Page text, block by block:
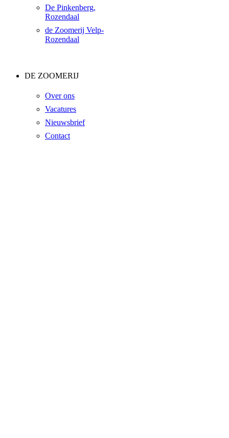
De Pinkenberg,
Rozendaal
de Zoomerij Velp-
Rozendaal
DE ZOOMERIJ
Over ons
Vacatures
Nieuwsbrief
Contact